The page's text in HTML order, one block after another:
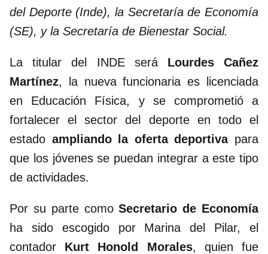
del Deporte (Inde), la Secretaría de Economía
(SE), y la Secretaría de Bienestar Social.
La titular del INDE será Lourdes Cañez
Martínez, la nueva funcionaria es licenciada
en Educación Física, y se comprometió a
fortalecer el sector del deporte en todo el
estado ampliando la oferta deportivapara
que los jóvenes se puedan integrar a este tipo
de actividades.
Por su parte comoSecretario de Economía
ha sido escogido por Marina del Pilar, el
contador Kurt Honold Morales, quien fue